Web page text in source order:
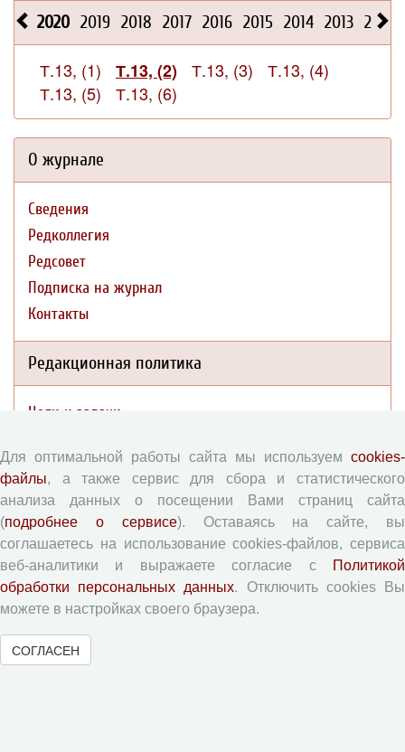
2020 2019 2018 2017 2016 2015 2014 2013 2012
Т.13, (1) Т.13, (2) Т.13, (3)
Т.13, (4)
Т.13, (5)
Т.13, (6)
О журнале
Сведения
Редколлегия
Редсовет
Подписка на журнал
Контакты
Редакционная политика
Цели и задачи
Рецензирование
Публикационная этика
Индексирование
Архивация
Политика открытого доступа
Политика раскрытия
Публикации
Для оптимальной работы сайта мы используем cookies-
файлы, а также сервис для сбора и статистического
анализа данных о посещении Вами страниц сайта
(подробнее о сервисе). Оставаясь на сайте, вы
соглашаетесь на использование cookies-файлов, сервиса
веб-аналитики и выражаете согласие с
Политикой
обработки персональных данных. Отключить cookies Вы
можете в настройках своего браузера.
СОГЛАСЕН